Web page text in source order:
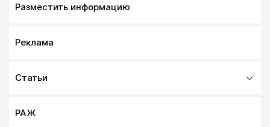
Разместить информацию
Реклама
Статьи
РАЖ